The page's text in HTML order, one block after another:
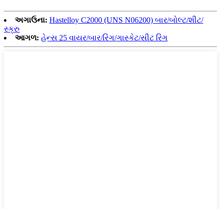
અગાઉના: Hastelloy C2000 (UNS N06200) બાર/બોલ્ટ/શીટ/
સ્ક્રુ
આગળ: હેન્સ 25 વાયર/બાર/રિંગ/ગાસ્કેટ/સીટ રિંગ